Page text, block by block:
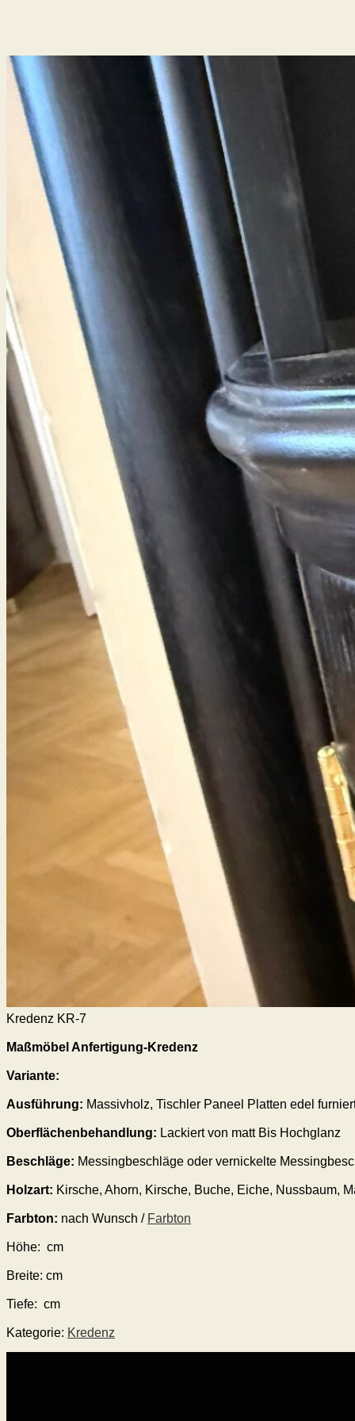
Kredenz KR-7
Maßmöbel Anfertigung-Kredenz
Variante:
Ausführung: Massivholz, Tischler Paneel Platten edel
Oberflächenbehandlung: Lackiert von matt Bis Hochglanz
Beschläge: Messingbeschläge oder vernickelte
Holzart: Kirsche, Ahorn, Kirsche, Buche, Eiche, Nussbaum,
Farbton: nach Wunsch / Farbton
Höhe: cm
Breite: cm
Tiefe: cm
Kategorie: Kredenz